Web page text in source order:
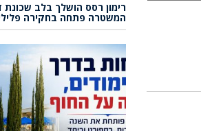
רימון רסס הושלך בלב שכונת
המשטרה פתחה בחקירה